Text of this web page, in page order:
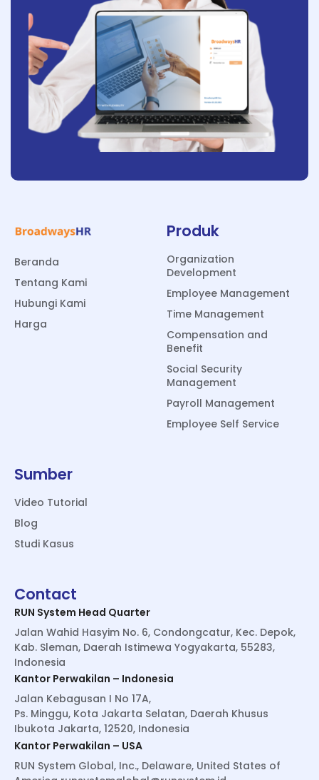
Beranda
Tentang Kami
Hubungi Kami
Harga
Produk
Organization
Development
Employee Management
Time Management
Compensation and
Benefit
Social Security
Management
Payroll Management
Employee Self Service
Sumber
Video Tutorial
Blog
Studi Kasus
Contact
RUN System Head Quarter
Jalan Wahid Hasyim No. 6, Condongcatur, Kec. Depok,
Kab. Sleman, Daerah Istimewa Yogyakarta, 55283,
Indonesia
Kantor Perwakilan – Indonesia
Jalan Kebagusan I No 17A,
Ps. Minggu, Kota Jakarta Selatan, Daerah Khusus
Ibukota Jakarta, 12520, Indonesia
Kantor Perwakilan – USA
RUN System Global, Inc., Delaware, United States of